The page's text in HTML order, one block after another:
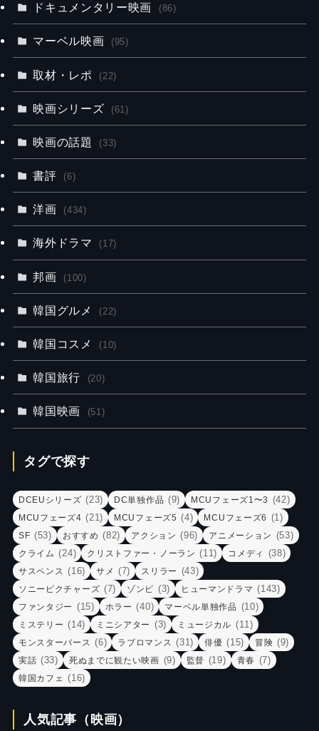
ドキュメンタリー映画 (86)
マーベル映画 (95)
取材・レポ (22)
映画シリーズ (61)
映画の話題 (33)
書評 (6)
洋画 (434)
海外ドラマ (17)
邦画 (100)
韓国グルメ (22)
韓国コスメ (10)
韓国旅行 (20)
韓国映画 (51)
タグで探す
DCEUシリーズ (23) DC単独作品 (9) MCUフェーズ1〜3 (42)
MCUフェーズ4 (21) MCUフェーズ5 (4) MCUフェーズ6 (1)
SF (53) おすすめ (82) アクション (96) アニメーション (53)
クライム (24) クリストファー・ノーラン (11) コメディ (38)
サスペンス (16) サメ (7) スリラー (43)
ソニーピクチャーズ (7) ゾンビ (3) ヒューマンドラマ (143)
ファンタジー (15) ホラー (40) マーベル単独作品 (10)
ミステリー (14) ミニシアター (3) ミュージカル (11)
モンスターバース (6) ラブロマンス (31) 俳優 (15) 冒険 (9)
実話 (33) 死ぬまでに観たい映画 (9) 監督 (19) 青春 (7)
韓国カフェ (16)
人気記事（映画）